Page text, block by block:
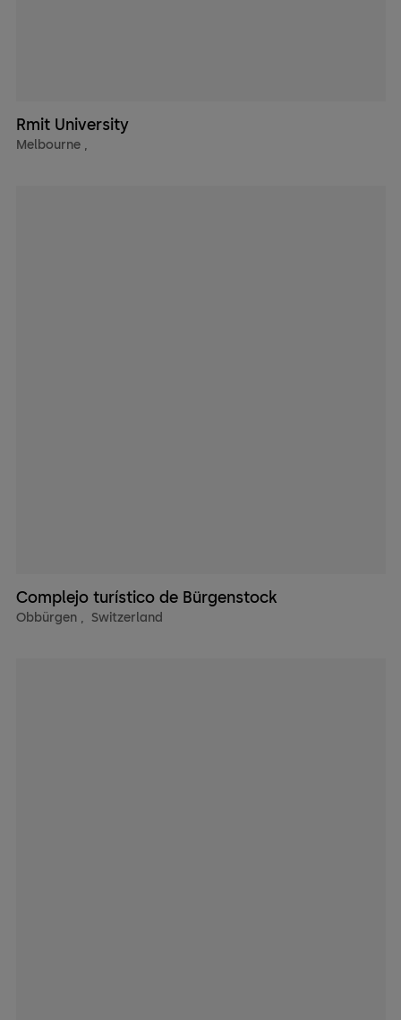
Rmit University
Melbourne ,
Complejo turístico de Bürgenstock
Obbürgen , Switzerland